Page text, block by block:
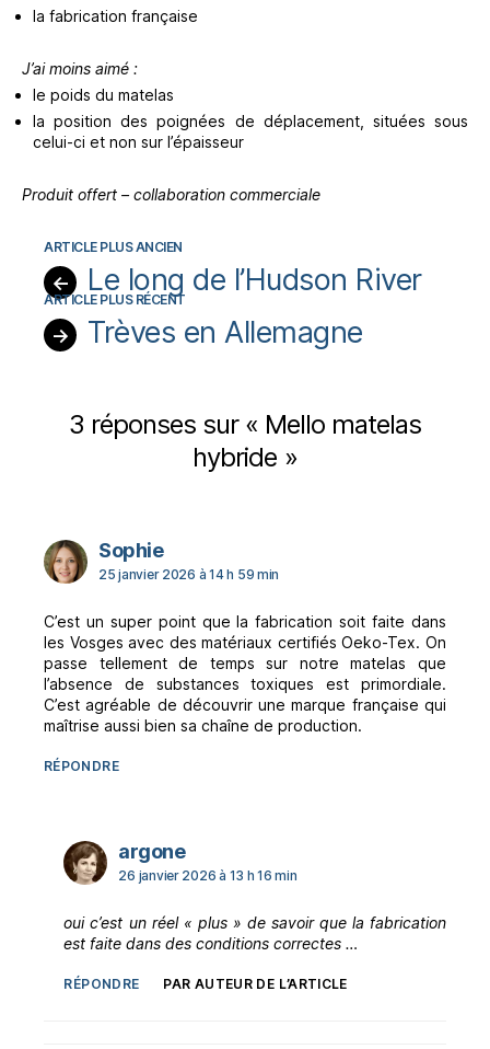
la fabrication française
J’ai moins aimé :
le poids du matelas
la position des poignées de déplacement, situées sous
celui-ci et non sur l’épaisseur
Produit offert – collaboration commerciale
← Le long de l’Hudson River
→ Trèves en Allemagne
3 réponses sur « Mello matelas
hybride »
Sophiedit :
25 janvier 2026 à 14 h 59 min
C’est un super point que la fabrication soit faite dans
les Vosges avec des matériaux certifiés Oeko-Tex. On
passe tellement de temps sur notre matelas que
l’absence de substances toxiques est primordiale.
C’est agréable de découvrir une marque française qui
maîtrise aussi bien sa chaîne de production.
RÉPONDRE
argonedit :
26 janvier 2026 à 13 h 16 min
oui c’est un réel « plus » de savoir que la fabrication
est faite dans des conditions correctes …
RÉPONDRE PAR AUTEUR DE L’ARTICLE